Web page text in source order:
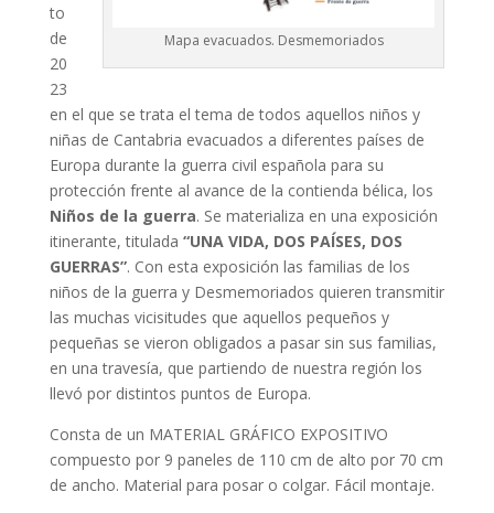
Mapa evacuados. Desmemoriados
to
de
20
23
en el que se trata el tema de todos aquellos niños y
niñas de Cantabria evacuados a diferentes países de
Europa durante la guerra civil española para su
protección frente al avance de la contienda bélica, los
Niños de la guerra. Se materializa en una exposición
itinerante, titulada “UNA VIDA, DOS PAÍSES, DOS
GUERRAS”. Con esta exposición las familias de los
niños de la guerra y Desmemoriados quieren transmitir
las muchas vicisitudes que aquellos pequeños y
pequeñas se vieron obligados a pasar sin sus familias,
en una travesía, que partiendo de nuestra región los
llevó por distintos puntos de Europa.
Consta de un MATERIAL GRÁFICO EXPOSITIVO
compuesto por 9 paneles de 110 cm de alto por 70 cm
de ancho. Material para posar o colgar. Fácil montaje.